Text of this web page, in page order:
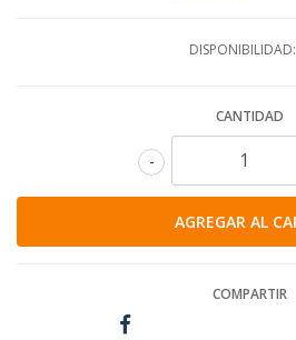
DISPONIBILIDAD:
CANTIDAD
-
COMPARTIR